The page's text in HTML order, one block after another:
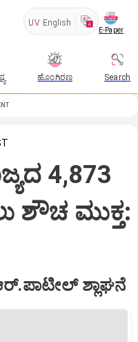
UV English
E-Paper
ಹೊಂಗಿರಣ Search
4,873
ಶೌಚ ಮುಕ್ತ:
ಶ್ಲಾಘನೆ